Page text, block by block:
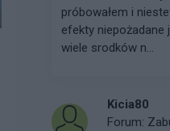
próbowałem i
efekty niepożadane
wiele srodków n...
Kicia80
Forum: